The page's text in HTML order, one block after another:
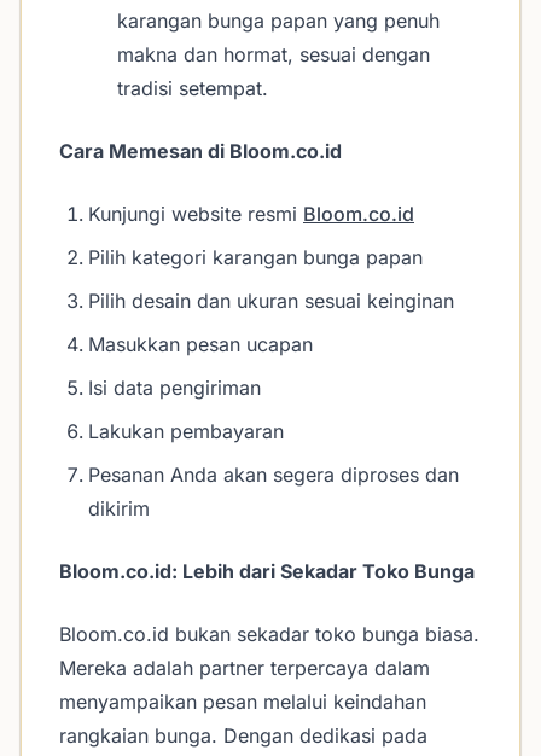
karangan bunga papan yang penuh
makna dan hormat, sesuai dengan
tradisi setempat.
Cara Memesan di Bloom.co.id
Kunjungi website resmi Bloom.co.id
Pilih kategori karangan bunga papan
Pilih desain dan ukuran sesuai keinginan
Masukkan pesan ucapan
Isi data pengiriman
Lakukan pembayaran
Pesanan Anda akan segera diproses dan
dikirim
Bloom.co.id: Lebih dari Sekadar Toko Bunga
Bloom.co.id bukan sekadar toko bunga biasa.
Mereka adalah partner terpercaya dalam
menyampaikan pesan melalui keindahan
rangkaian bunga. Dengan dedikasi pada